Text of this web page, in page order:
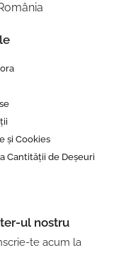
și Cookies
Cantității de Deșeuri
ul nostru
te acum la